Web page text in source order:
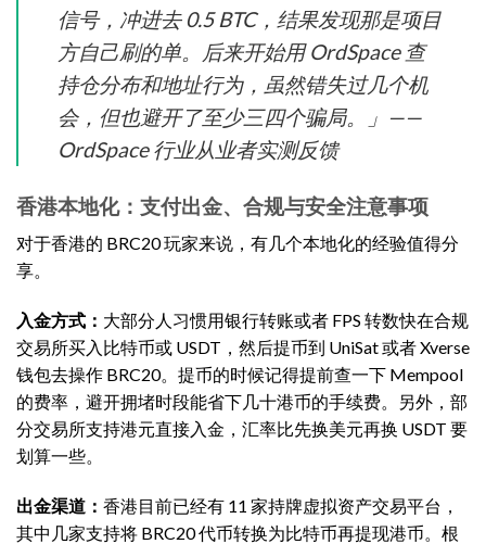
信号，冲进去 0.5 BTC，结果发现那是项目
方自己刷的单。后来开始用 OrdSpace 查
持仓分布和地址行为，虽然错失过几个机
会，但也避开了至少三四个骗局。」——
OrdSpace 行业从业者实测反馈
香港本地化：支付出金、合规与安全注意事项
对于香港的 BRC20 玩家来说，有几个本地化的经验值得分
享。
入金方式： 大部分人习惯用银行转账或者 FPS 转数快在合规
交易所买入比特币或 USDT，然后提币到 UniSat 或者 Xverse
钱包去操作 BRC20。提币的时候记得提前查一下 Mempool
的费率，避开拥堵时段能省下几十港币的手续费。另外，部
分交易所支持港元直接入金，汇率比先换美元再换 USDT 要
划算一些。
出金渠道： 香港目前已经有 11 家持牌虚拟资产交易平台，
其中几家支持将 BRC20 代币转换为比特币再提现港币。根